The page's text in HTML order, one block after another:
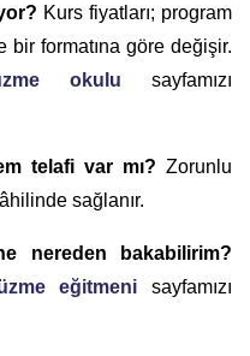
Kurs fiyatları; program
bir formatına göre değişir.
okulu sayfamızı
telafi var mı? Zorunlu
sağlanır.
nereden bakabilirim?
eğitmeni sayfamızı